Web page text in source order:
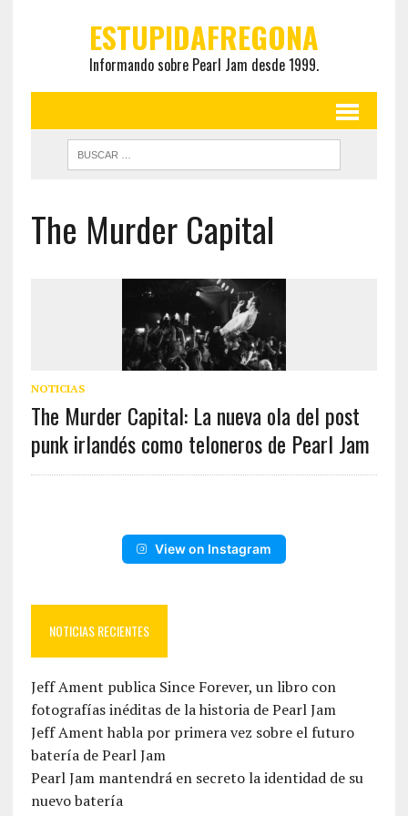
ESTUPIDAFREGONA
Informando sobre Pearl Jam desde 1999.
The Murder Capital
NOTICIAS
The Murder Capital: La nueva ola del post
punk irlandés como teloneros de Pearl Jam
View on Instagram
NOTICIAS RECIENTES
Jeff Ament publica Since Forever, un libro con
fotografías inéditas de la historia de Pearl Jam
Jeff Ament habla por primera vez sobre el futuro
batería de Pearl Jam
Pearl Jam mantendrá en secreto la identidad de su
nuevo batería